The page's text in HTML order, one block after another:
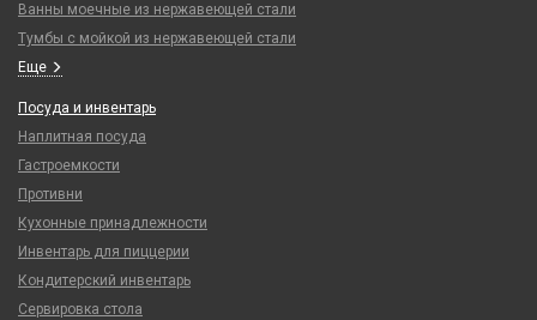
Ванны моечные из нержавеющей стали
Тумбы с мойкой из нержавеющей стали
Еще
Посуда и инвентарь
Наплитная посуда
Гастроемкости
Противни
Кухонные принадлежности
Инвентарь для пиццерии
Кондитерский инвентарь
Сервировка стола